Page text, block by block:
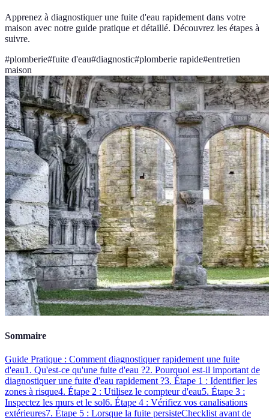
Apprenez à diagnostiquer une fuite d'eau rapidement dans votre
maison avec notre guide pratique et détaillé. Découvrez les étapes à
suivre.
#plomberie#fuite d'eau#diagnostic#plomberie rapide#entretien
maison
Sommaire
Guide Pratique : Comment diagnostiquer rapidement une fuite
d'eau1. Qu'est-ce qu'une fuite d'eau ?2. Pourquoi est-il important de
diagnostiquer une fuite d'eau rapidement ?3. Étape 1 : Identifier les
zones à risque4. Étape 2 : Utilisez le compteur d'eau5. Étape 3 :
Inspectez les murs et le sol6. Étape 4 : Vérifiez vos canalisations
extérieures7. Étape 5 : Lorsque la fuite persisteChecklist avant de